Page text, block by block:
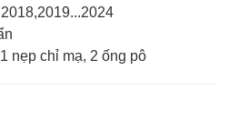
nẹp chỉ mạ, 2 ống pô